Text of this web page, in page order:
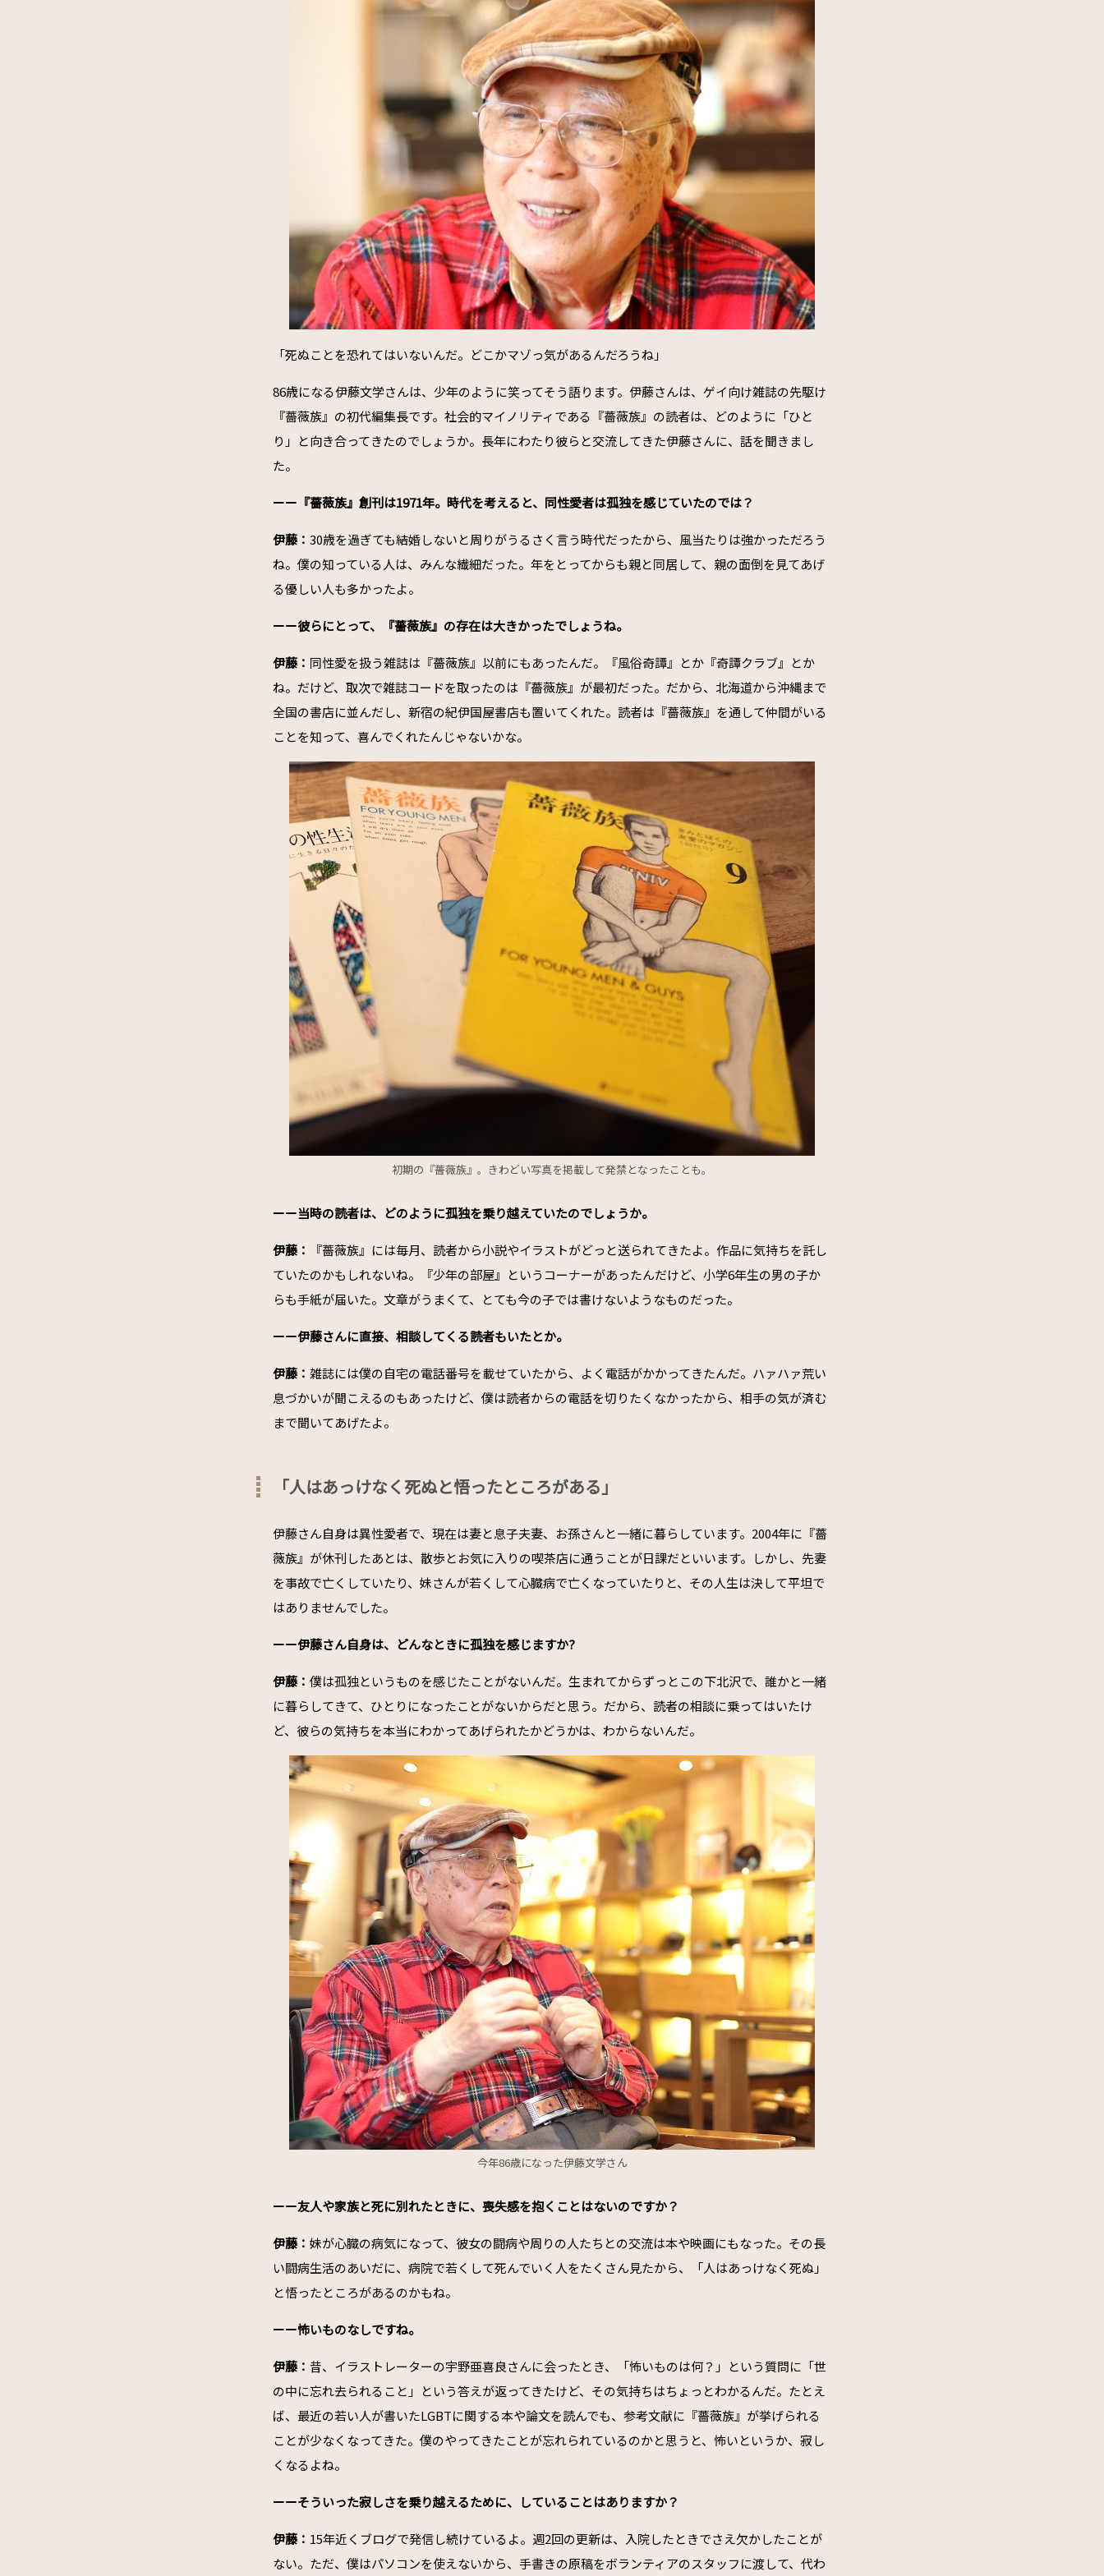
「死ぬことを恐れてはいないんだ。どこかマゾっ気があるんだろうね」
86歳になる伊藤文学さんは、少年のように笑ってそう語ります。伊藤さんは、ゲイ向け雑誌の先駆け
『薔薇族』の初代編集長です。社会的マイノリティである『薔薇族』の読者は、どのように「ひと
り」と向き合ってきたのでしょうか。長年にわたり彼らと交流してきた伊藤さんに、話を聞きまし
た。
ーー『薔薇族』創刊は1971年。時代を考えると、同性愛者は孤独を感じていたのでは？
伊藤： 30歳を過ぎても結婚しないと周りがうるさく言う時代だったから、風当たりは強かっただろう
ね。僕の知っている人は、みんな繊細だった。年をとってからも親と同居して、親の面倒を見てあげ
る優しい人も多かったよ。
ーー彼らにとって、『薔薇族』の存在は大きかったでしょうね。
伊藤： 同性愛を扱う雑誌は『薔薇族』以前にもあったんだ。『風俗奇譚』とか『奇譚クラブ』とか
ね。だけど、取次で雑誌コードを取ったのは『薔薇族』が最初だった。だから、北海道から沖縄まで
全国の書店に並んだし、新宿の紀伊国屋書店も置いてくれた。読者は『薔薇族』を通して仲間がいる
ことを知って、喜んでくれたんじゃないかな。
初期の『薔薇族』。きわどい写真を掲載して発禁となったことも。
ーー当時の読者は、どのように孤独を乗り越えていたのでしょうか。
伊藤：
『薔薇族』には毎月、読者から小説やイラストがどっと送られてきたよ。作品に気持ちを託し
ていたのかもしれないね。『少年の部屋』というコーナーがあったんだけど、小学6年生の男の子か
らも手紙が届いた。文章がうまくて、とても今の子では書けないようなものだった。
ーー伊藤さんに直接、相談してくる読者もいたとか。
伊藤： 雑誌には僕の自宅の電話番号を載せていたから、よく電話がかかってきたんだ。ハァハァ荒い
息づかいが聞こえるのもあったけど、僕は読者からの電話を切りたくなかったから、相手の気が済む
まで聞いてあげたよ。
「人はあっけなく死ぬと悟ったところがある」
伊藤さん自身は異性愛者で、現在は妻と息子夫妻、お孫さんと一緒に暮らしています。2004年に『薔
薇族』が休刊したあとは、散歩とお気に入りの喫茶店に通うことが日課だといいます。しかし、先妻
を事故で亡くしていたり、妹さんが若くして心臓病で亡くなっていたりと、その人生は決して平坦で
はありませんでした。
ーー伊藤さん自身は、どんなときに孤独を感じますか?
伊藤： 僕は孤独というものを感じたことがないんだ。生まれてからずっとこの下北沢で、誰かと一緒
に暮らしてきて、ひとりになったことがないからだと思う。だから、読者の相談に乗ってはいたけ
ど、彼らの気持ちを本当にわかってあげられたかどうかは、わからないんだ。
今年86歳になった伊藤文学さん
ーー友人や家族と死に別れたときに、喪失感を抱くことはないのですか？
伊藤： 妹が心臓の病気になって、彼女の闘病や周りの人たちとの交流は本や映画にもなった。その長
い闘病生活のあいだに、病院で若くして死んでいく人をたくさん見たから、「人はあっけなく死ぬ」
と悟ったところがあるのかもね。
ーー怖いものなしですね。
伊藤： 昔、イラストレーターの宇野亜喜良さんに会ったとき、「怖いものは何？」という質問に「世
の中に忘れ去られること」という答えが返ってきたけど、その気持ちはちょっとわかるんだ。たとえ
ば、最近の若い人が書いたLGBTに関する本や論文を読んでも、参考文献に『薔薇族』が挙げられる
ことが少なくなってきた。僕のやってきたことが忘れられているのかと思うと、怖いというか、寂し
くなるよね。
ーーそういった寂しさを乗り越えるために、していることはありますか？
伊藤： 15年近くブログで発信し続けているよ。週2回の更新は、入院したときでさえ欠かしたことが
ない。ただ、僕はパソコンを使えないから、手書きの原稿をボランティアのスタッフに渡して、代わ